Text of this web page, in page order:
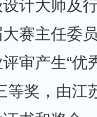
计大师及
赛主任委
审产生“优
等奖，由江